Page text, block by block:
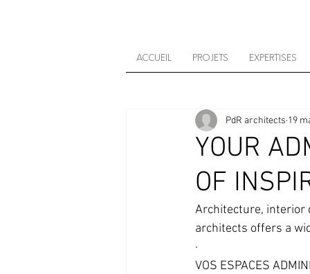
ACCUEIL PROJETS EXPERTISES
YOUR
OF
PdR architects 19
Architecture, interior
architects offers a
∙
VOS ESPACES